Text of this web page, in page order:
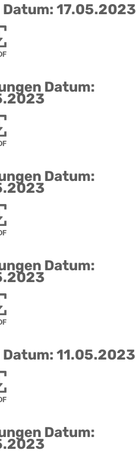
17.05.2023
Datum:
Datum:
Datum:
11.05.2023
Datum: